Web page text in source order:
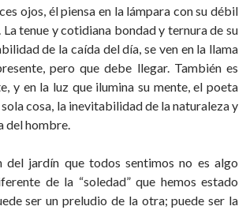
ojos, él piensa en la lámpara con su débil
tenue y cotidiana bondad y ternura de su
de la caída del día, se ven en la llama
pero que debe llegar. También es
y en la luz que ilumina su mente, el poeta
cosa, la inevitabilidad de la naturaleza y
del hombre.
del jardín que todos sentimos no es algo
de la “soledad” que hemos estado
ser un preludio de la otra; puede ser la